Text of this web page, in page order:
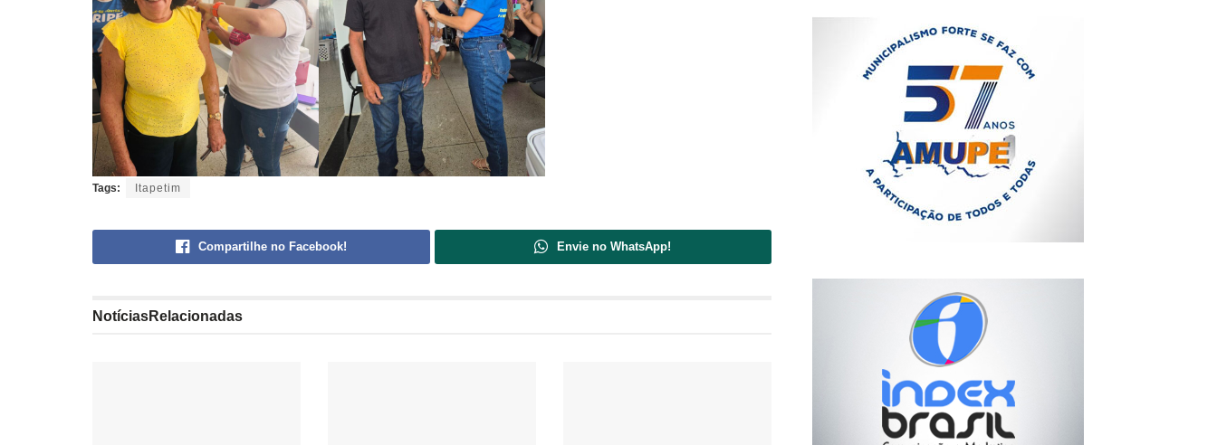
Tags: Itapetim
Compartilhe no Facebook! Envie no WhatsApp!
NotíciasRelacionadas